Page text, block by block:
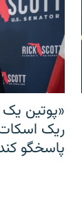
«پوتین یک
ریک
پاسخگو